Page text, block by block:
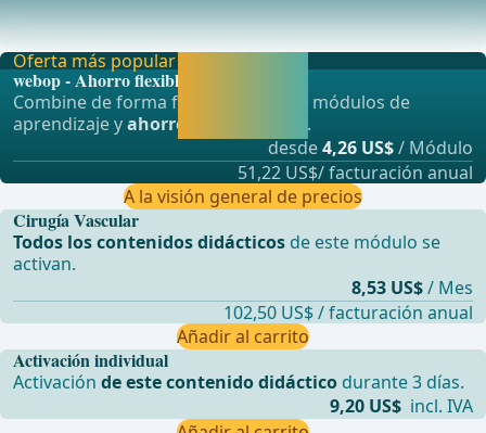
Prospective Study for Aortic Arch Therapy With stENt-graft
for Chimney technologY（PATENCY）Chimney E
Activación individual
Activaciónde este contenido didáctico durante 3 días.
9,20 US$ incl. IVA
Oferta más popular
webop - Ahorro flexible
Combine de forma flexible nuestros módulos de
aprendizaje yahorre hasta un 50% .
desde4,26 US$/ Módulo
51,22 US$/ facturación anual
A la visión general de precios
Cirugía Vascular
Todos los contenidos didácticos de este módulo se
activan.
8,53 US$/ Mes
102,50 US$ / facturación anual
Añadir al carrito